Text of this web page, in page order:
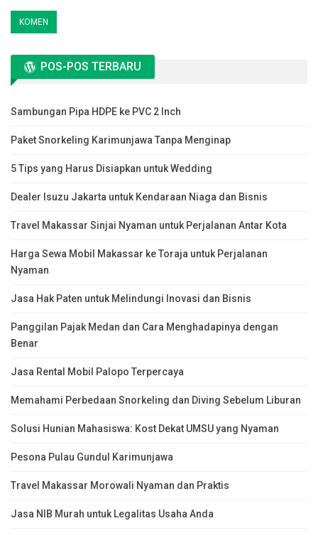
POS-POS TERBARU
Sambungan Pipa HDPE ke PVC 2 Inch
Paket Snorkeling Karimunjawa Tanpa Menginap
5 Tips yang Harus Disiapkan untuk Wedding
Dealer Isuzu Jakarta untuk Kendaraan Niaga dan Bisnis
Travel Makassar Sinjai Nyaman untuk Perjalanan Antar Kota
Harga Sewa Mobil Makassar ke Toraja untuk Perjalanan
Nyaman
Jasa Hak Paten untuk Melindungi Inovasi dan Bisnis
Panggilan Pajak Medan dan Cara Menghadapinya dengan
Benar
Jasa Rental Mobil Palopo Terpercaya
Memahami Perbedaan Snorkeling dan Diving Sebelum Liburan
Solusi Hunian Mahasiswa: Kost Dekat UMSU yang Nyaman
Pesona Pulau Gundul Karimunjawa
Travel Makassar Morowali Nyaman dan Praktis
Jasa NIB Murah untuk Legalitas Usaha Anda